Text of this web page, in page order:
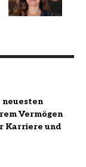
neuesten
Vermögen
Karriere und